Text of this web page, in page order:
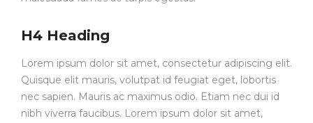
H4 Heading
Lorem ipsum dolor sit amet, consectetur adipiscing elit.
Quisque elit mauris, volutpat id feugiat eget, lobortis
nec sapien. Mauris ac maximus odio. Etiam nec dui id
nibh viverra faucibus. Lorem ipsum dolor sit amet,